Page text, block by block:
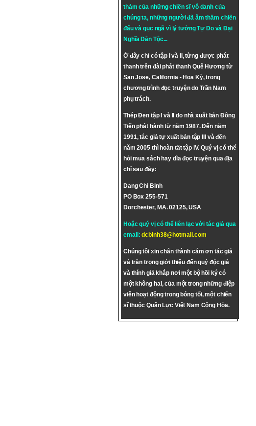
thảm của những chiến sĩ vô danh của
chúng ta, những người đã âm thầm chiến
đấu và gục ngã vì lý tưởngTự DovàĐại
Nghĩa Dân Tộc...
Ở đây chỉ có tập I và II, từng được phát
thanh trên đài phát thanh Quê Hương từ
San Jose, California - Hoa Kỳ, trong
chương trình đọc truyện do Trần Nam
phụ trách.
Thép Đen tập I và II do nhà xuất bản Đông
Tiến phát hành từ năm 1987. Đến năm
1991, tác giả tự xuất bản tập III và đến
năm 2005 thì hoàn tất tập IV. Quý vị có thể
hỏi mua sách hay dĩa đọc truyện qua địa
chỉ sau đây:
Dang Chi Binh
PO Box 255-571
Dorchester, MA. 02125, USA
Hoặc quý vị có thể liên lạc với tác giả qua
email:dcbinh38@hotmail.com
Chúng tôi xin chân thành cám ơn tác giả
và trân trọng giới thiệu đến quý độc giả
và thính giả khắp nơi một bộ hồi ký có
một không hai, của một trong những điệp
viên hoạt động trong bóng tối, một chiến
sĩ thuộc Quân Lực Việt Nam Cộng Hòa.